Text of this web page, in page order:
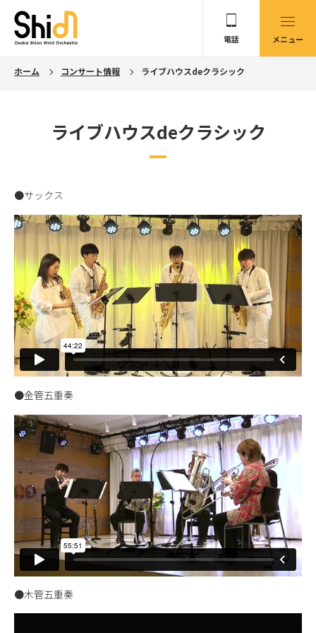
メニュー
電話
ホーム コンサート情報 ライブハウスdeクラシック
ライブハウスdeクラシック
●サックス
●金管五重奏
●木管五重奏